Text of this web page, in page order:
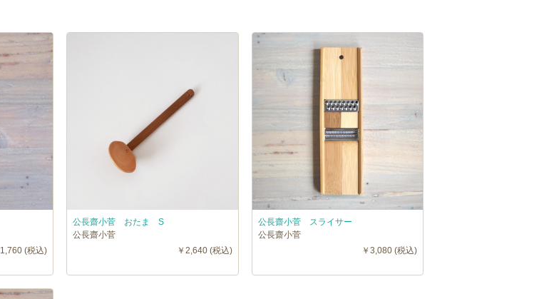
1,760 (税込)
公長齋小菅 おたま S
公長齋小菅
￥2,640 (税込)
公長齋小菅 スライサー
公長齋小菅
￥3,080 (税込)